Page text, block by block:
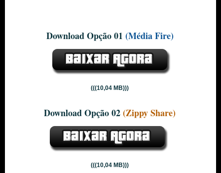
Download Opção 01 (Média Fire)
(((10,04 MB)))
Download Opção 02(Zippy Share)
(((10,04 MB)))